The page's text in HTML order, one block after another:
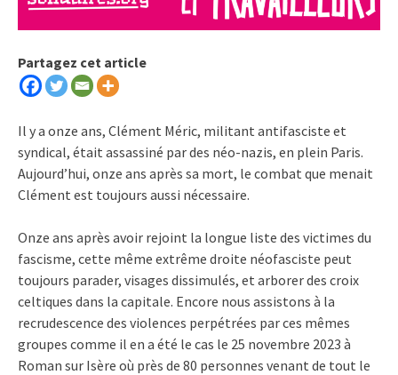
Partagez cet article
Il y a onze ans, Clément Méric, militant antifasciste et
syndical, était assassiné par des néo-nazis, en plein Paris.
Aujourd’hui, onze ans après sa mort, le combat que menait
Clément est toujours aussi nécessaire.
Onze ans après avoir rejoint la longue liste des victimes du
fascisme, cette même extrême droite néofasciste peut
toujours parader, visages dissimulés, et arborer des croix
celtiques dans la capitale. Encore nous assistons à la
recrudescence des violences perpétrées par ces mêmes
groupes comme il en a été le cas le 25 novembre 2023 à
Roman sur Isère où près de 80 personnes venant de tout le